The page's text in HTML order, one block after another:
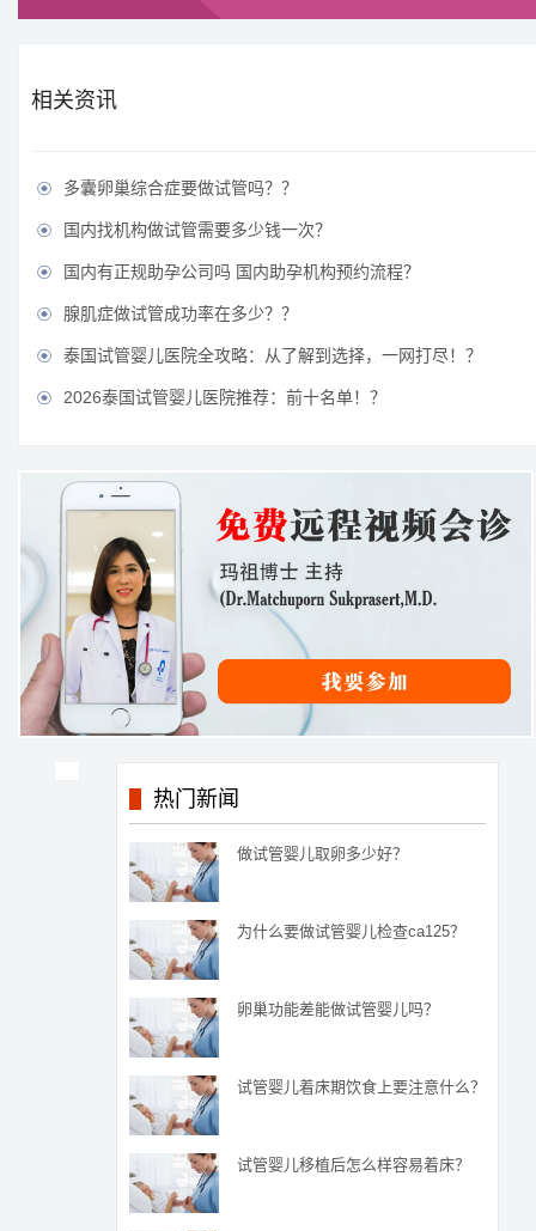
相关资讯
 多囊卵巢综合症要做试管吗？？
 国内找机构做试管需要多少钱一次？
 国内有正规助孕公司吗 国内助孕机构预约流程？
 腺肌症做试管成功率在多少？？
 泰国试管婴儿医院全攻略：从了解到选择，一网打尽！？
 2026泰国试管婴儿医院推荐：前十名单！？
热门新闻
做试管婴儿取卵多少好？
为什么要做试管婴儿检查ca125？
卵巢功能差能做试管婴儿吗？
试管婴儿着床期饮食上要注意什么？
试管婴儿移植后怎么样容易着床？